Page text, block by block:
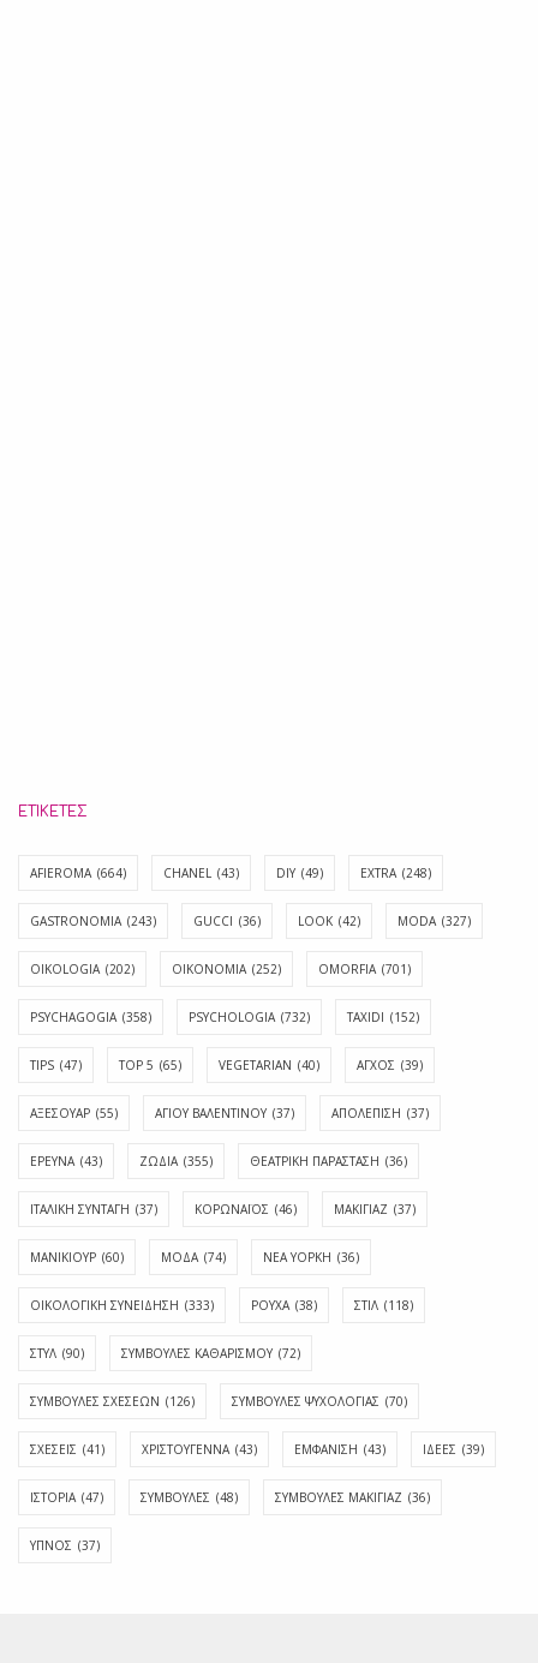
ΕΤΙΚΈΤΕΣ
AFIEROMA (664) CHANEL (43) DIY (49) EXTRA (248)
GASTRONOMIA (243) GUCCI (36) LOOK (42) MODA (327)
OIKOLOGIA (202) OIKONOMIA (252) OMORFIA (701)
PSYCHAGOGIA (358) PSYCHOLOGIA (732) TAXIDI (152)
TIPS (47) TOP 5 (65) VEGETARIAN (40) ΑΓΧΟΣ (39)
ΑΞΕΣΟΥΑΡ (55) ΑΓΊΟΥ ΒΑΛΕΝΤΊΝΟΥ (37) ΑΠΟΛΈΠΙΣΗ (37)
ΕΡΕΥΝΑ (43) ΖΩΔΙΑ (355) ΘΕΑΤΡΙΚΗ ΠΑΡΑΣΤΑΣΗ (36)
ΙΤΑΛΙΚΗ ΣΥΝΤΑΓΗ (37) ΚΟΡΩΝΑΪΟΣ (46) ΜΑΚΙΓΙΑΖ (37)
ΜΑΝΙΚΙΟΥΡ (60) ΜΟΔΑ (74) ΝΕΑ ΥΟΡΚΗ (36)
ΟΙΚΟΛΟΓΙΚΗ ΣΥΝΕΙΔΗΣΗ (333) ΡΟΥΧΑ (38) ΣΤΙΛ (118)
ΣΤΥΛ (90) ΣΥΜΒΟΥΛΕΣ ΚΑΘΑΡΙΣΜΟΥ (72)
ΣΥΜΒΟΥΛΕΣ ΣΧΕΣΕΩΝ (126) ΣΥΜΒΟΥΛΕΣ ΨΥΧΟΛΟΓΙΑΣ (70)
ΣΧΕΣΕΙΣ (41) ΧΡΙΣΤΟΥΓΕΝΝΑ (43) ΕΜΦΆΝΙΣΗ (43) ΙΔΈΕΣ (39)
ΙΣΤΟΡΊΑ (47) ΣΥΜΒΟΥΛΈΣ (48) ΣΥΜΒΟΥΛΈΣ ΜΑΚΙΓΙΆΖ (36)
ΎΠΝΟΣ (37)